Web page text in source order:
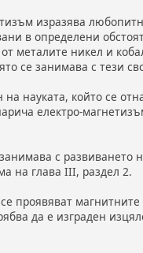
изразява
в определени
металите никел и
се занимава с тези
науката, който се
електро-
с развиването
на глава III, раздел 2.
проявяват
да е изграден